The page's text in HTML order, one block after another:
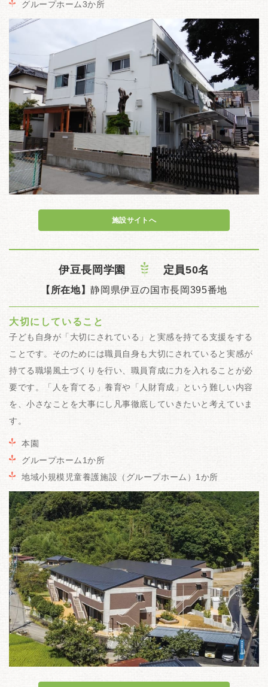
グループホーム3か所
施設サイトへ
伊豆長岡学園 定員50名
【所在地】静岡県伊豆の国市長岡395番地
大切にしていること
子ども自身が「大切にされている」と実感を持てる支援をする
ことです。そのためには職員自身も大切にされていると実感が
持てる職場風土づくりを行い、職員育成に力を入れることが必
要です。「人を育てる」養育や「人財育成」という難しい内容
を、小さなことを大事にし凡事徹底していきたいと考えていま
す。
本園
グループホーム1か所
地域小規模児童養護施設（グループホーム）1か所